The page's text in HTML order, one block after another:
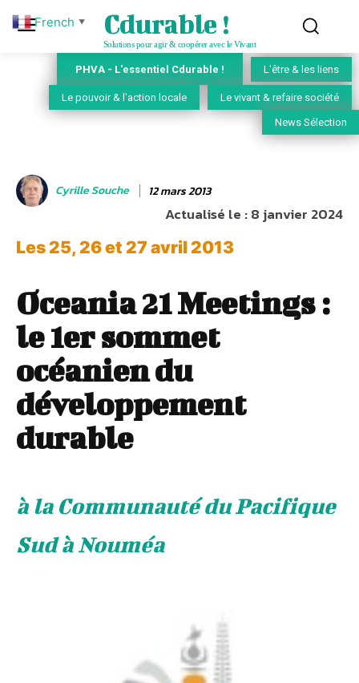
Cdurable !
Solutions pour agir & coopérer avec le Vivant
PHVA - L'essentiel Cdurable ! L'être & les liens
Le pouvoir & l'action locale Le vivant & refaire société
News Sélection
Cyrille Souche 12 mars 2013
Actualisé le :8 janvier 2024
Les 25, 26 et 27 avril 2013
Oceania 21 Meetings :
le 1er sommet
océanien du
développement
durable
à la Communauté du Pacifique
Sud à Nouméa
French ▼